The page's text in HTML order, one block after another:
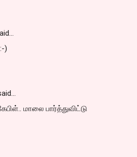
)
மாலை பார்த்துவிட்டு